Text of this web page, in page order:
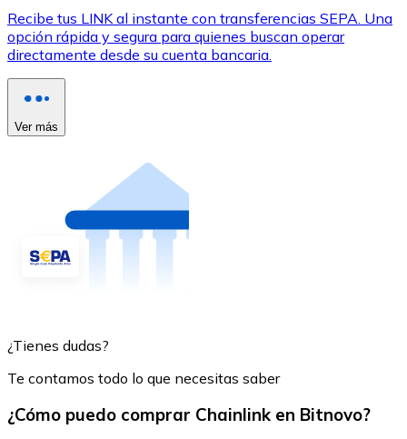
Recibe tus LINK al instante con transferencias SEPA. Una
opción rápida y segura para quienes buscan operar
directamente desde su cuenta bancaria.
Ver más
¿Tienes dudas?
Te contamos todo lo que necesitas saber
¿Cómo puedo comprar Chainlink en Bitnovo?